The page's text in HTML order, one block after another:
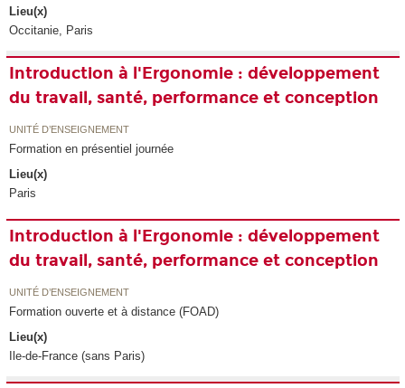
Lieu(x)
Occitanie, Paris
Introduction à l'Ergonomie : développement
du travail, santé, performance et conception
UNITÉ D’ENSEIGNEMENT
Formation en présentiel journée
Lieu(x)
Paris
Introduction à l'Ergonomie : développement
du travail, santé, performance et conception
UNITÉ D’ENSEIGNEMENT
Formation ouverte et à distance (FOAD)
Lieu(x)
Ile-de-France (sans Paris)